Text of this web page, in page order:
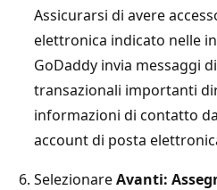
Assicurarsi di avere
elettronica indicato nelle
GoDaddy invia messaggi
transazionali importanti
informazioni di contatto
account di posta
SelezionareAvanti: